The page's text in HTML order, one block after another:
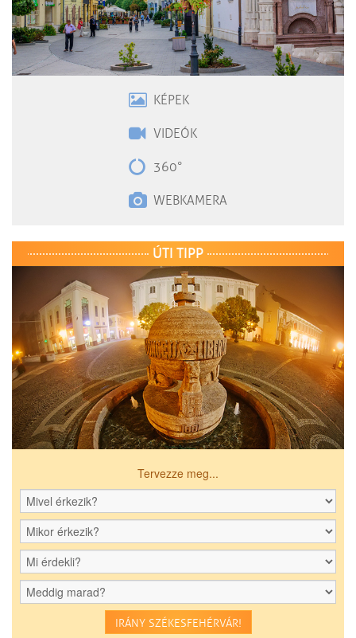
KÉPEK
VIDEÓK
360°
WEBKAMERA
ÚTI TIPP
Tervezze meg...
IRÁNY SZÉKESFEHÉRVÁR!